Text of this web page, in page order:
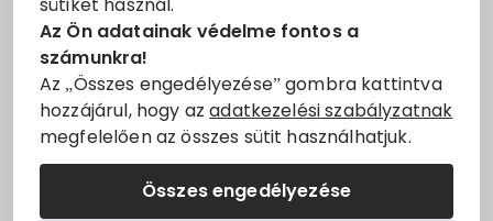
Az Ön adatainak védelme fontos a
számunkra!
Az „Összes engedélyezése” gombra kattintva
hozzájárul, hogy azadatkezelési szabályzatnak
megfelelően az összes sütit használhatjuk.
Összes engedélyezése
Dokumentumok
Állásajánlatok
Szolgáltatók
Turizmus
Villányi Szociális és Gyermekjóléti Szolgálat
Cím: 7773 Villány, Baross Gábor u. 11.
Tel:+36 30/424-8043
csaladsegitovillany@gmail.com